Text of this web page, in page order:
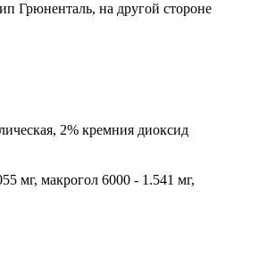
Грюненталь, на другой стороне
2% кремния диоксид
мг, макрогол 6000 - 1.541 мг,